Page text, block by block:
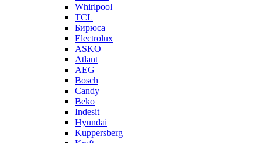
Whirlpool
TCL
Бирюса
Electrolux
ASKO
Atlant
AEG
Bosch
Candy
Beko
Indesit
Hyundai
Kuppersberg